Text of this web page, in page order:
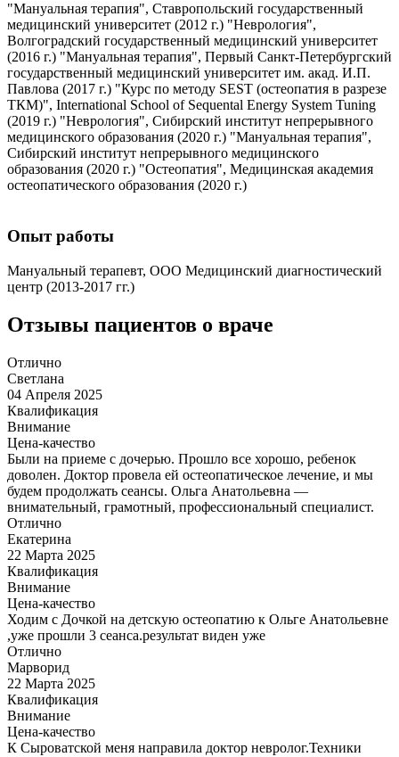
"Мануальная терапия", Ставропольский государственный
медицинский университет (2012 г.) "Неврология",
Волгоградский государственный медицинский университет
(2016 г.) "Мануальная терапия", Первый Санкт-Петербургский
государственный медицинский университет им. акад. И.П.
Павлова (2017 г.) "Курс по методу SEST (остеопатия в разрезе
ТКМ)", International School of Sequental Energy System Tuning
(2019 г.) "Неврология", Сибирский институт непрерывного
медицинского образования (2020 г.) "Мануальная терапия",
Сибирский институт непрерывного медицинского
образования (2020 г.) "Остеопатия", Медицинская академия
остеопатического образования (2020 г.)
Опыт работы
Мануальный терапевт, ООО Медицинский диагностический
центр (2013-2017 гг.)
Отзывы пациентов о враче
Отлично
Светлана
04 Апреля 2025
Квалификация
Внимание
Цена-качество
Были на приеме с дочерью. Прошло все хорошо, ребенок
доволен. Доктор провела ей остеопатическое лечение, и мы
будем продолжать сеансы. Ольга Анатольевна —
внимательный, грамотный, профессиональный специалист.
Отлично
Екатерина
22 Марта 2025
Квалификация
Внимание
Цена-качество
Ходим с Дочкой на детскую остеопатию к Ольге Анатольевне
,уже прошли 3 сеанса.результат виден уже
Отлично
Марворид
22 Марта 2025
Квалификация
Внимание
Цена-качество
К Сыроватской меня направила доктор невролог.Техники